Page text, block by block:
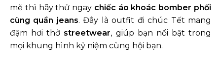
mẽ thì hãy thử ngay chiếc áo khoác bomber phối
cùng quần jeans. Đây là outfit đi chúc Tết mang
đậm hơi thở streetwear, giúp bạn nổi bật trong
mọi khung hình kỷ niệm cùng hội bạn.